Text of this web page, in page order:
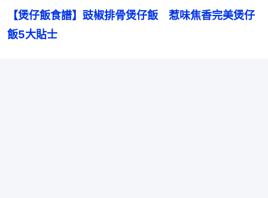
【煲仔飯食譜】豉椒排骨煲仔飯　惹味焦香完美煲仔
飯5大貼士